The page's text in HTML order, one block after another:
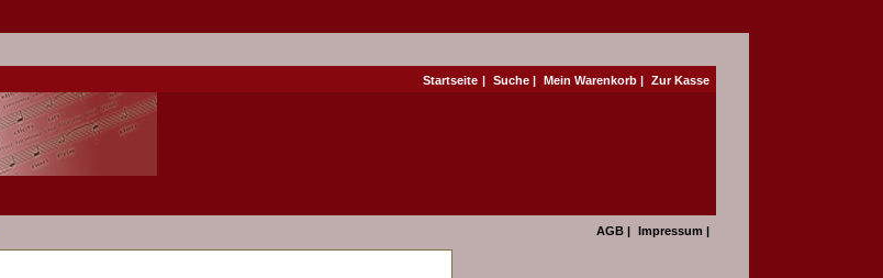
Startseite | Suche | Mein Warenkorb | Zur Kasse
AGB | Impressum |